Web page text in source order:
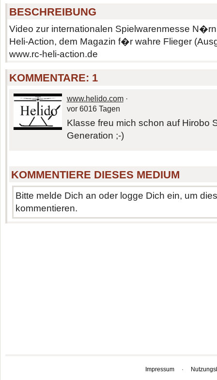
BESCHREIBUNG
Video zur internationalen Spielwarenmesse
Heli-Action, dem Magazin f�r wahre Flieger
www.rc-heli-action.de
KOMMENTARE: 1
www.helido.com·
vor 6016 Tagen
Klasse freu mich schon auf Hirobo
Generation ;-)
KOMMENTIERE DIESES MEDIUM
Bitte melde Dich an oder logge Dich ein, um
kommentieren.
Impressum ·